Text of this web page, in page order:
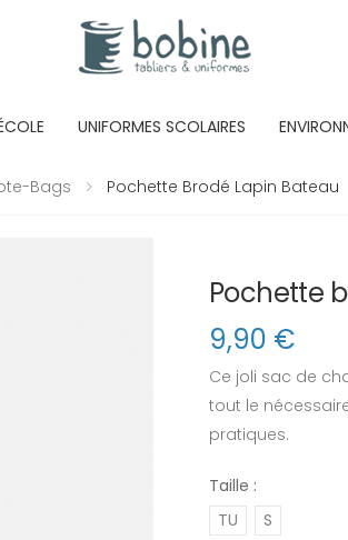
UNIFORMES SCOLAIRES
Bags Pochette Brodé Lapin Bateau
Pochette
9,90 €
Ce joli sac de
tout le
pratiques.
Taille :
TU
S